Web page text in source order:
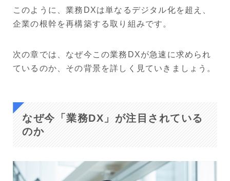
このように、業務DXは単なるデジタル化を超え、
企業の根幹を再構築する取り組みです。
次の章では、なぜ今この業務DXが急速に求められ
ているのか、その背景を詳しく見ていきましょう。
なぜ今「業務DX」が注目されている
のか